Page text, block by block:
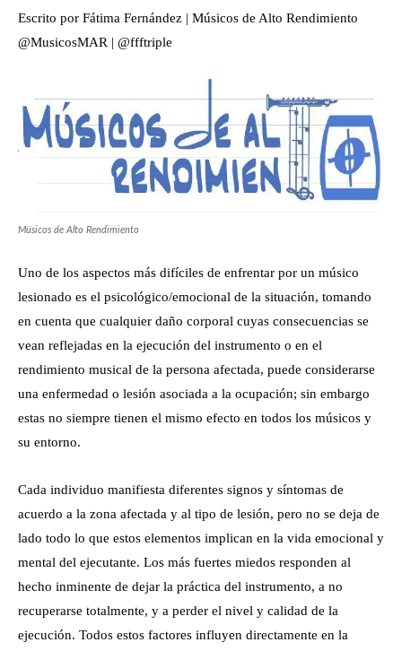
Escrito por Fátima Fernández | Músicos de Alto Rendimiento
@MusicosMAR | @ffftriple
Músicos de Alto Rendimiento
Uno de los aspectos más difíciles de enfrentar por un músico
lesionado es el psicológico/emocional de la situación, tomando
en cuenta que cualquier daño corporal cuyas consecuencias se
vean reflejadas en la ejecución del instrumento o en el
rendimiento musical de la persona afectada, puede considerarse
una enfermedad o lesión asociada a la ocupación; sin embargo
estas no siempre tienen el mismo efecto en todos los músicos y
su entorno.
Cada individuo manifiesta diferentes signos y síntomas de
acuerdo a la zona afectada y al tipo de lesión, pero no se deja de
lado todo lo que estos elementos implican en la vida emocional y
mental del ejecutante. Los más fuertes miedos responden al
hecho inminente de dejar la práctica del instrumento, a no
recuperarse totalmente, y a perder el nivel y calidad de la
ejecución. Todos estos factores influyen directamente en la